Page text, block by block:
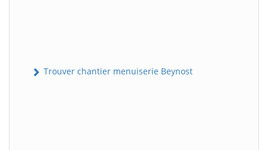
Trouver chantier menuiserie Beynost